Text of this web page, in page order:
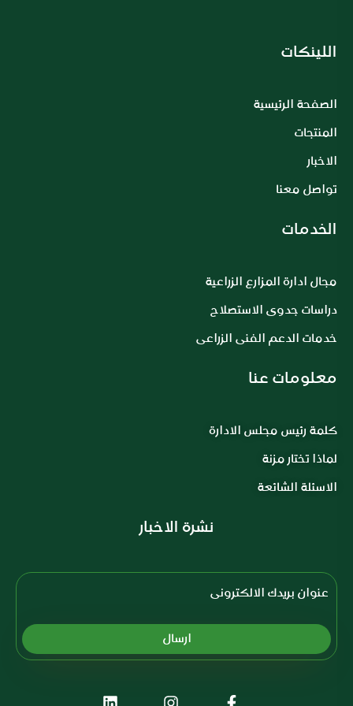
اللينكات
الصفحة الرئيسية
المنتجات
الاخبار
تواصل معنا
الخدمات
مجال ادارة المزارع الزراعية
دراسات جدوى الاستصلاح
خدمات الدعم الفنى الزراعى
معلومات عنا
كلمة رئيس مجلس الادارة
لماذا تختار مزنة
الاسئلة الشائعة
نشرة الاخبار
ارسال